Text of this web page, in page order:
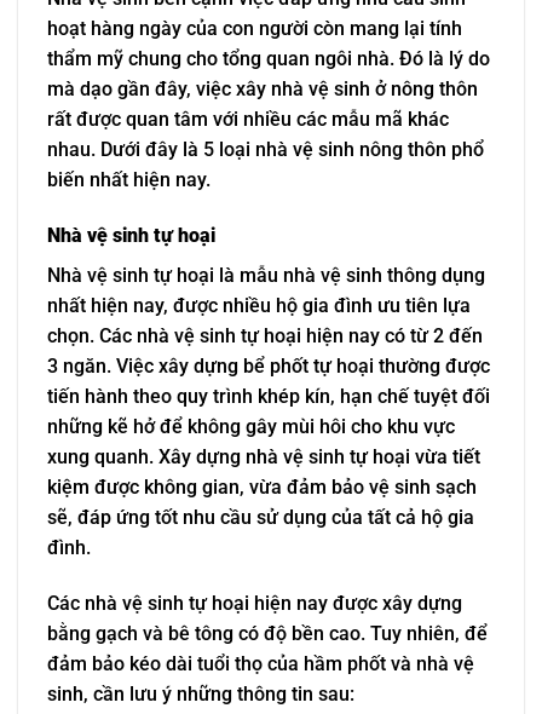
hoạt hàng ngày của con người còn mang lại tính
thẩm mỹ chung cho tổng quan ngôi nhà. Đó là lý do
mà dạo gần đây, việc xây nhà vệ sinh ở nông thôn
rất được quan tâm với nhiều các mẫu mã khác
nhau. Dưới đây là 5 loại nhà vệ sinh nông thôn phổ
biến nhất hiện nay.
Nhà vệ sinh tự hoại
Nhà vệ sinh tự hoại là mẫu nhà vệ sinh thông dụng
nhất hiện nay, được nhiều hộ gia đình ưu tiên lựa
chọn. Các nhà vệ sinh tự hoại hiện nay có từ 2 đến
3 ngăn. Việc xây dựng bể phốt tự hoại thường được
tiến hành theo quy trình khép kín, hạn chế tuyệt đối
những kẽ hở để không gây mùi hôi cho khu vực
xung quanh. Xây dựng nhà vệ sinh tự hoại vừa tiết
kiệm được không gian, vừa đảm bảo vệ sinh sạch
sẽ, đáp ứng tốt nhu cầu sử dụng của tất cả hộ gia
đình.
Các nhà vệ sinh tự hoại hiện nay được xây dựng
bằng gạch và bê tông có độ bền cao. Tuy nhiên, để
đảm bảo kéo dài tuổi thọ của hầm phốt và nhà vệ
sinh, cần lưu ý những thông tin sau: